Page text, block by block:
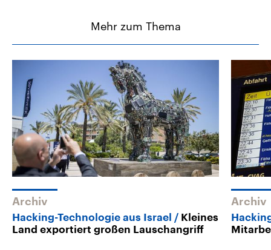
Mehr zum Thema
Archiv
Hacking-Technologie aus Israel
Kleines
Land exportiert großen Lauschangriff
Archiv